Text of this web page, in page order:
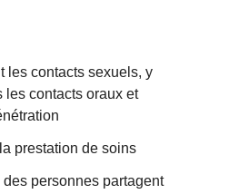
les contacts sexuels, y
les contacts oraux et
prestation de soins
des personnes partagent